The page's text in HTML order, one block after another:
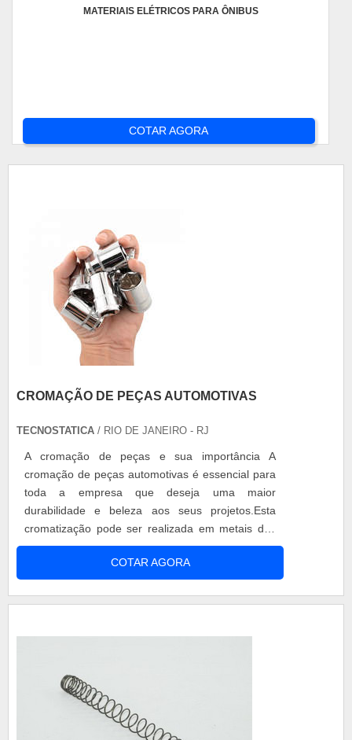
MATERIAIS ELÉTRICOS PARA ÔNIBUS
COTAR AGORA
CROMAÇÃO DE PEÇAS AUTOMOTIVAS
TECNOSTATICA / RIO DE JANEIRO - RJ
A cromação de peças e sua importância A
cromação de peças automotivas é essencial para
toda a empresa que deseja uma maior
durabilidade e beleza aos seus projetos.Esta
cromatização pode ser realizada em metais dos
mais variados tipos, com grande destaque para o
uso em alumínio. O que é a cromação? A
cromagem de peças preço é o processo de
eletrodeposiç...
COTAR AGORA